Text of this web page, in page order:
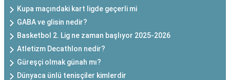
Kupa maçındaki kart ligde geçerli mi
GABA ve glisin nedir?
Basketbol 2. Lig ne zaman başlıyor 2025-2026
Atletizm Decathlon nedir?
Güreşçi olmak günah mı?
Dünyaca ünlü tenisçiler kimlerdir